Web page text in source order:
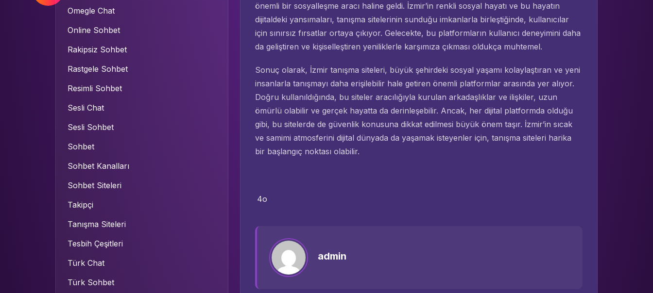
önemli bir sosyalleşme aracı haline geldi. İzmir’in renkli sosyal hayatı ve bu hayatın
dijitaldeki yansımaları, tanışma sitelerinin sunduğu imkanlarla birleştiğinde, kullanıcılar
için sınırsız fırsatlar ortaya çıkıyor. Gelecekte, bu platformların kullanıcı deneyimini daha
da geliştiren ve kişiselleştiren yeniliklerle karşımıza çıkması oldukça muhtemel.
Sonuç olarak, İzmir tanışma siteleri, büyük şehirdeki sosyal yaşamı kolaylaştıran ve yeni
insanlarla tanışmayı daha erişilebilir hale getiren önemli platformlar arasında yer alıyor.
Doğru kullanıldığında, bu siteler aracılığıyla kurulan arkadaşlıklar ve ilişkiler, uzun
ömürlü olabilir ve gerçek hayatta da derinleşebilir. Ancak, her dijital platformda olduğu
gibi, bu sitelerde de güvenlik konusuna dikkat edilmesi büyük önem taşır. İzmir’in sıcak
ve samimi atmosferini dijital dünyada da yaşamak isteyenler için, tanışma siteleri harika
bir başlangıç noktası olabilir.
4o
admin
Omegle Chat
Online Sohbet
Rakipsiz Sohbet
Rastgele Sohbet
Resimli Sohbet
Sesli Chat
Sesli Sohbet
Sohbet
Sohbet Kanalları
Sohbet Siteleri
Takipçi
Tanışma Siteleri
Tesbih Çeşitleri
Türk Chat
Türk Sohbet